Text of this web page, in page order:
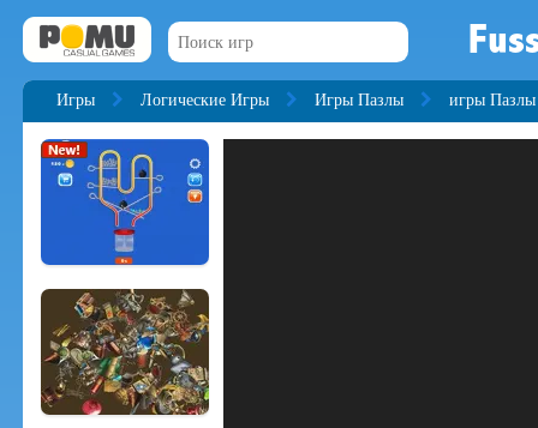
Игры Логические Игры Игры Пазлы игры Пазлы